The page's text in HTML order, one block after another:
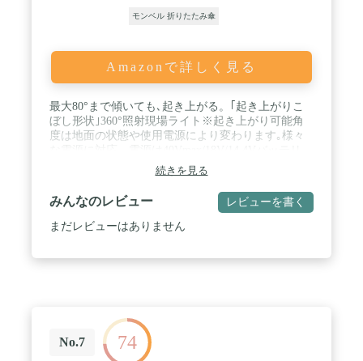
化防止と防錆効果があります。
モンベル 折りたたみ傘
Amazonで詳しく見る
最大80°まで傾いても､起き上がる。｢起き上がりこ
ぼし形状｣360°照射現場ライト※起き上がり可能角
度は地面の状態や使用電源により変わります｡様々
家庭用電源AC100Vに対応｡バッテリを4本装着可
能。40Vmaxバッテリ×2本＋18V･14.4Vバッテリ×2本
装着できます｡ / 防じん･防水保護等級IP54。※IP表
示をしている製品は粉じんや水による影響を受けに
くいように設計されていますが､故障しないことを
360°広範囲に照射。輝度やバッテリの状況をランプ
でお知らせ。直流36V（40Vmax）、スライド式Li-
ionバッテリ仕様。バッテリ・充電器別売。光源
続きを見る
みんなのレビュー レビューを書く
まだレビューはありません
No.7 74